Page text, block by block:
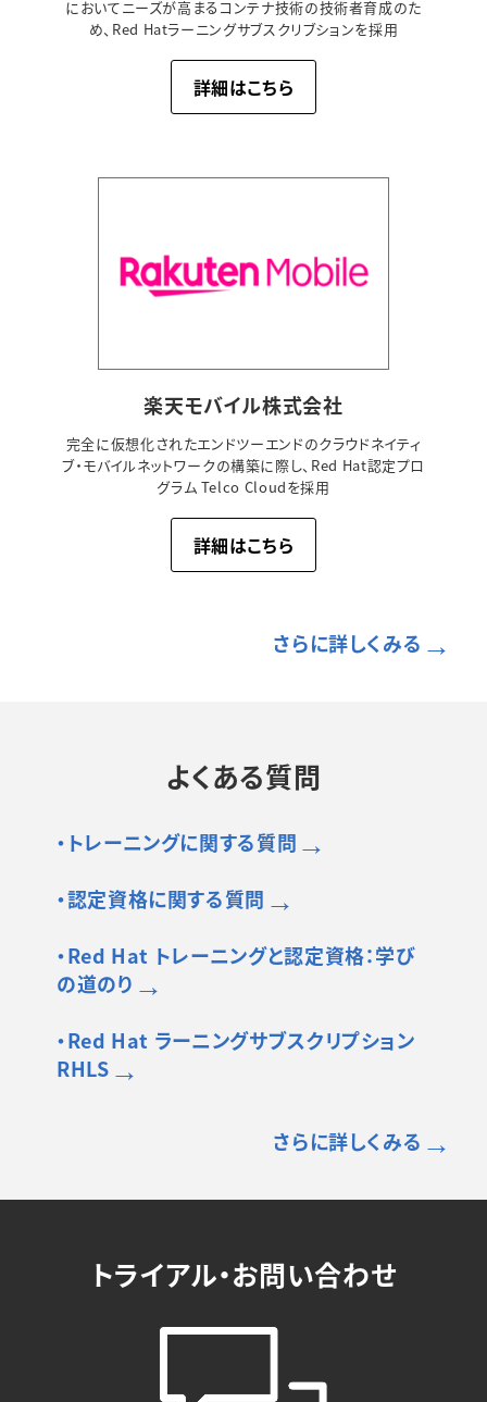
においてニーズが高まるコンテナ技術の技術者育成のた
め、Red Hatラーニングサブスクリブションを採用
詳細はこちら
楽天モバイル株式会社
完全に仮想化されたエンドツーエンドのクラウドネイティ
ブ・モバイルネットワークの構築に際し、Red Hat認定プロ
グラム Telco Cloudを採用
詳細はこちら
さらに詳しくみる →
よくある質問
・トレーニングに関する質問 →
・認定資格に関する質問 →
・Red Hat トレーニングと認定資格：学び
の道のり →
・Red Hat ラーニングサブスクリプション
RHLS →
さらに詳しくみる →
トライアル・お問い合わせ